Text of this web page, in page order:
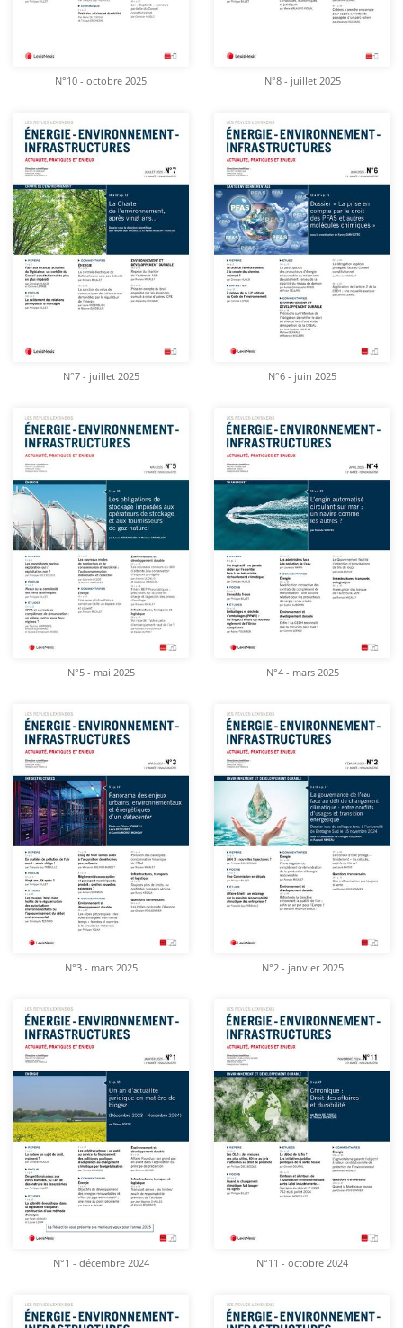
N°10 - octobre 2025 N°8 - juillet 2025
N°7 - juillet 2025 N°6 - juin 2025
N°5 - mai 2025 N°4 - mars 2025
N°3 - mars 2025 N°2 - janvier 2025
N°1 - décembre 2024 N°11 - octobre 2024